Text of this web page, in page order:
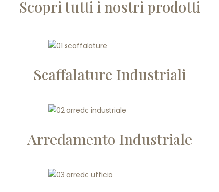
Scopri tutti i nostri prodotti
Scaffalature Industriali
Arredamento Industriale